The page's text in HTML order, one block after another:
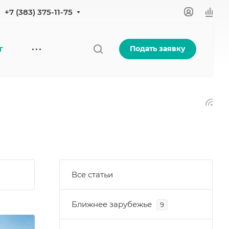
+7 (383) 375-11-75
Подать заявку
Все статьи
Ближнее зарубежье 9